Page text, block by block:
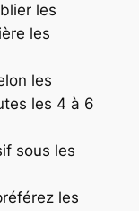
les
les
les
les 4 à 6
sous les
les